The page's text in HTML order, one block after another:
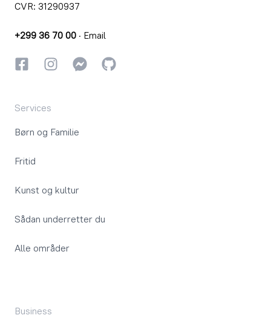
CVR: 31290937
+299 36 70 00 · Email
FacebookInstagramInstagram
GitHub
Services
Børn og Familie
Fritid
Kunst og kultur
Sådan underretter du
Alle områder
Business